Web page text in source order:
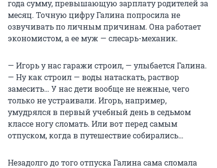
года сумму, превышающую зарплату родителей за
месяц. Точную цифру Галина попросила не
озвучивать по личным причинам. Она работает
экономистом, а ее муж — слесарь-механик.
— Игорь у нас гаражи строил, — улыбается Галина.
— Ну как строил — воды натаскать, раствор
замесить… У нас дети вообще не нежные, чего
только не устраивали. Игорь, например,
умудрялся в первый учебный день в седьмом
классе ногу сломать. Или вот перед самым
отпуском, когда в путешествие собирались…
Незадолго до того отпуска Галина сама сломала